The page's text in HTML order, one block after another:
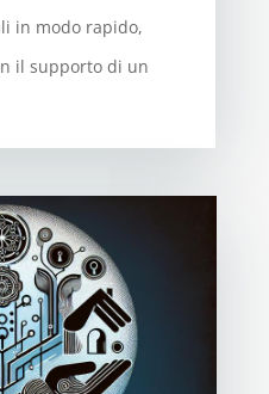
in modo rapido,
il supporto di un